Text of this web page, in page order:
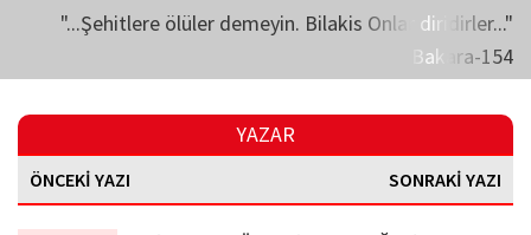
"...Şehitlere ölüler demeyin. Bilakis Onlar diridirler..."
Bakara-154
YAZAR
ÖNCEKİ YAZI SONRAKİ YAZI